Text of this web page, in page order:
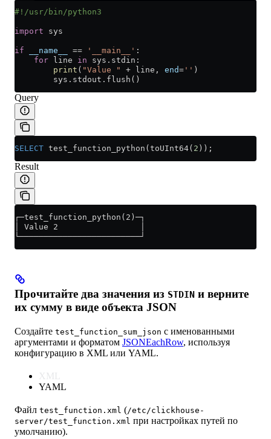
#!/usr/bin/python3
import sys
if __name__ == '__main__' :
    for
line in sys.stdin:
        print
( "Value " + line, end= '' )
        sys.stdout.flush()
Query
SELECT test_function_python(toUInt64( 2 ));
Result
┌─test_function_python(2)─┐
│ Value 2                 │
└─────────────────────────┘
Прочитайте два значения из STDIN и верните
их сумму в виде объекта JSON
Создайте test_function_sum_json с именованными
аргументами и форматом JSONEachRow, используя
конфигурацию в XML или YAML.
XML
YAML
Файл test_function.xml (/etc/clickhouse-
server/test_function.xml при настройках путей по
умолчанию).